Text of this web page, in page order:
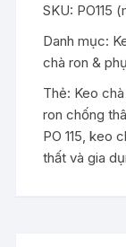
lớp
(màu
xám)
lượng
SKU: PO115
Danh mục:
chà ron &
Thẻ: Keo
ron chống
PO 115 ,keo
thất và gia